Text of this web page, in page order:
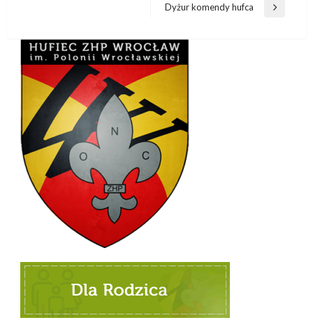
Następny
Dyżur komendy hufca